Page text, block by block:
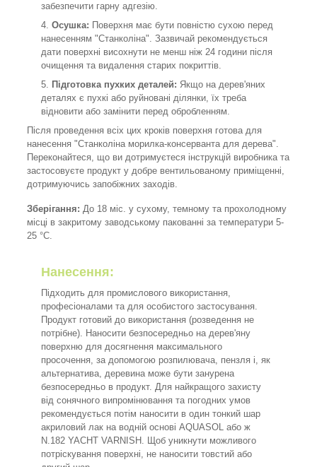
забезпечити гарну адгезію.
Осушка: Поверхня має бути повністю сухою перед
нанесенням "Станколіна". Зазвичай рекомендується
дати поверхні висохнути не менш ніж 24 години після
очищення та видалення старих покриттів.
Підготовка пухких деталей: Якщо на дерев'яних
деталях є пухкі або руйновані ділянки, їх треба
відновити або замінити перед обробленням.
Після проведення всіх цих кроків поверхня готова для
нанесення "Станколіна морилка-консерванта для дерева".
Переконайтеся, що ви дотримуєтеся інструкцій виробника та
застосовуєте продукт у добре вентильованому приміщенні,
дотримуючись запобіжних заходів.
Нанесення:
Підходить для промислового використання,
професіоналами та для особистого застосування.
Продукт готовий до використання (розведення не
потрібне). Наносити безпосередньо на дерев'яну
поверхню для досягнення максимального
просочення, за допомогою розпилювача, пензля і, як
альтернатива, деревина може бути занурена
безпосередньо в продукт. Для найкращого захисту
від сонячного випромінювання та погодних умов
рекомендується потім наносити в один тонкий шар
акриловий лак на водній основі AQUASOL або ж
N.182 YACHT VARNISH. Щоб уникнути можливого
потріскування поверхні, не наносити товстий або
Зберігання: До 18 міс. у сухому, темному та прохолодному
місці в закритому заводському пакованні за температури 5-
25 °C.